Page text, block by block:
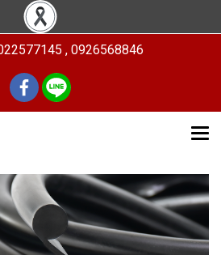
, 0926568846